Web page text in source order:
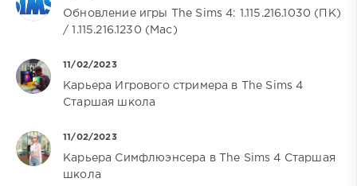
Обновление игры The Sims 4: 1.115.216.1030 (ПК)
/ 1.115.216.1230 (Mac)
11/02/2023
Карьера Игрового стримера в The Sims 4
Старшая школа
11/02/2023
Карьера Симфлюэнсера в The Sims 4 Старшая
школа